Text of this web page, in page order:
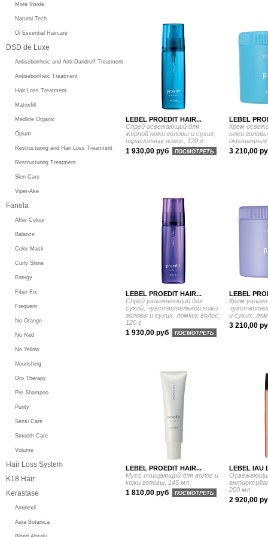
LEBEL PROEDIT HAIR...
Спрей освежающий для
жирной кожи головы и сухих,
окрашенных волос, 120 г
1 930,00 руб ПОСМОТРЕТЬ
LEBEL
Крем
кожи
окрашенных
3 210,00
LEBEL PROEDIT HAIR...
Спрей увлажняющий для
сухой, чувствительной кожи
головы и сухих, ломких волос,
120 г
1 930,00 руб ПОСМОТРЕТЬ
LEBEL
Крем
и сухих,
3 210,00
LEBEL PROEDIT HAIR...
Мусс очищающий для волос и
кожи головы, 145 мл
1 810,00 руб ПОСМОТРЕТЬ
LEBEL IAU
200 мл
2 920,00
More Inside
Natural Tech
Oi Essential Haircare
DSD de Luxe
Antiseborrheic and Anti-Dandruff Treatment
Antiseborrheic Treatment
Hair Loss Treatment
Matrixfill
Medline Organic
Opium
Restructuring and Hair Loss Treatment
Restructuring Treatment
Skin Care
Viper-Ake
Fanola
After Colour
Balance
Color Mask
Curly Shine
Energy
Fiber Fix
Frequent
No Orange
No Red
No Yellow
Nourishing
Oro Therapy
Pre Shampoo
Purity
Sensi Care
Smooth Care
Volume
Hair Loss System
K18 Hair
Kerastase
Aminexil
Aura Botanica